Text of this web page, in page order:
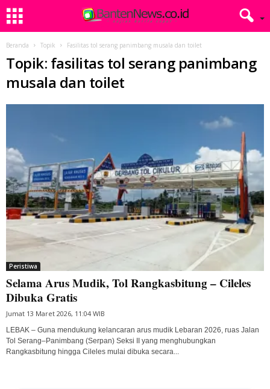
Beranda Topik Fasilitas tol serang panimbang musala dan toilet
Topik: fasilitas tol serang panimbang
musala dan toilet
Peristiwa
Selama Arus Mudik, Tol Rangkasbitung – Cileles
Dibuka Gratis
Jumat 13 Maret 2026, 11:04 WIB
LEBAK – Guna mendukung kelancaran arus mudik Lebaran 2026, ruas Jalan
Tol Serang–Panimbang (Serpan) Seksi II yang menghubungkan
Rangkasbitung hingga Cileles mulai dibuka secara...